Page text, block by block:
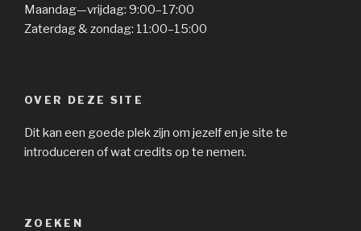
Maandag—vrijdag: 9:00–17:00
Zaterdag & zondag: 11:00–15:00
OVER DEZE SITE
Dit kan een goede plek zijn om jezelf en je site te
introduceren of wat credits op te nemen.
ZOEKEN